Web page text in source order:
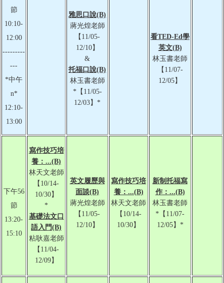
節
10:10-
12:00
---------
---
*中午
n*
12:10-
13:00
雅思口說(B)
蔣光煌老師
【11/05-
12/10】
&
托福口說(B)
林玉書老師
*【11/05-
12/03】*
看TED-Ed學
英文(B)
林玉書老師
【11/07-
12/05】
下午56
節
13:20-
15:10
寫作技巧培
養：...(B)
林天文老師
【10/14-
10/30】
*
基礎法文口
語入門(B)
粘耿嘉老師
【11/04-
12/09】
英文履歷與
面談(B)
蔣光煌老師
【11/05-
12/10】
寫作技巧培
養：...(B)
林天文老師
【10/14-
10/30】
新制托福寫
作：...(B)
林玉書老師
*【11/07-
12/05】*